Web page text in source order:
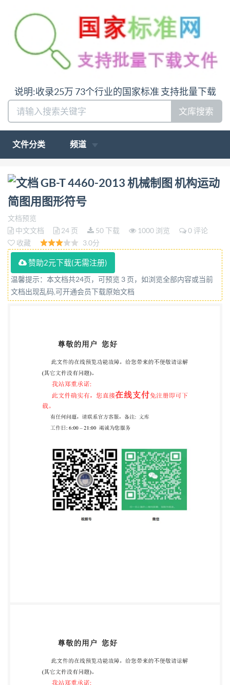
说明:收录25万 73个行业的国家标准 支持批量下载
文库搜索
文件分类 频道
问:哪里下载GB-T 4460-2013 机械制图 机构运动简图
用图形符号答:请联系微信:siduwenku
GB-T 4460-2013 机械制图 机构运动
简图用图形符号
文档预览
中文文档
24 页 50 下载 1000 浏览
0 评论
收藏
3.0分
赞助2元下载(无需注册)
温馨提示：本文档共24页，可预览 3 页，如浏览全部内容或当前
文档出现乱码,可开通会员下载原始文档